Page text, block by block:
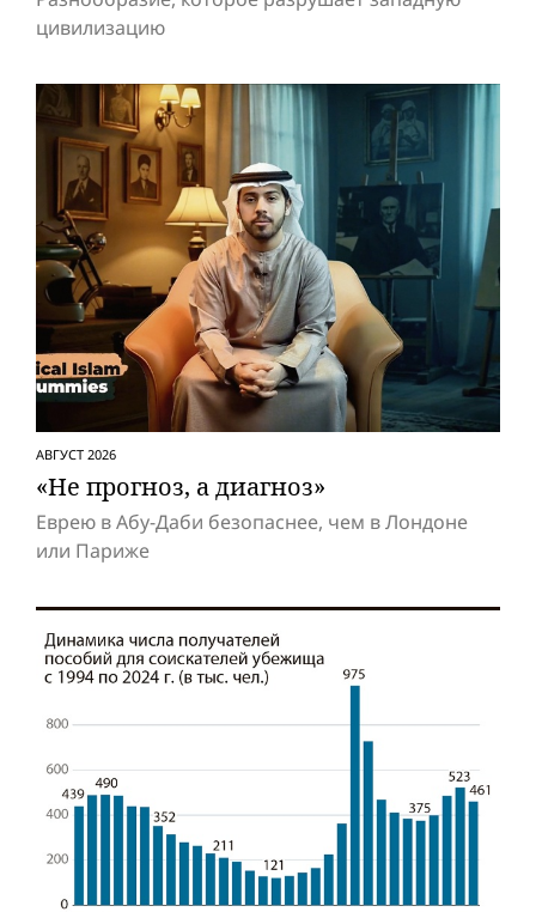
цивилизацию
АВГУСТ 2026
«Не прогноз, а диагноз»
Еврею в Абу-Даби безопаснее, чем в Лондоне
или Париже